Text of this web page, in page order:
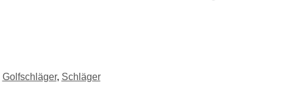
Golfschläger, Schläger